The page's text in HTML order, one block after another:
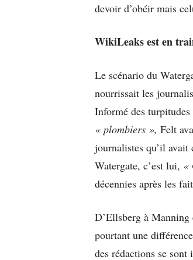
devoir d’obéir mais
WikiLeaks est en
Le scénario du
nourrissait les
Informé des
« plombiers », Felt
journalistes qu’il avait
Watergate, c’est lui, «
décennies après les
D’Ellsberg à
pourtant une
des rédactions se